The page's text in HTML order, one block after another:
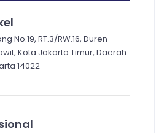
No.19, RT.3/RW.16, Duren
Kota Jakarta Timur, Daerah
14022